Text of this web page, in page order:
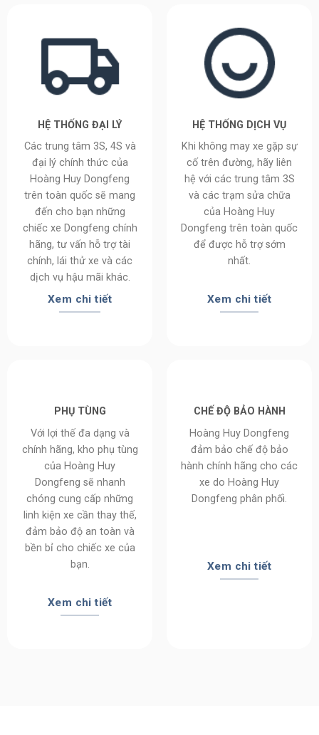
HỆ THỐNG ĐẠI LÝ
Các trung tâm 3S, 4S và
đại lý chính thức của
Hoàng Huy Dongfeng
trên toàn quốc sẽ mang
đến cho bạn những
chiếc xe Dongfeng chính
hãng, tư vấn hỗ trợ tài
chính, lái thử xe và các
dịch vụ hậu mãi khác.
Xem chi tiết
HỆ THỐNG DỊCH VỤ
Khi không may xe gặp sự
cố trên đường, hãy liên
hệ với các trung tâm 3S
và các trạm sửa chữa
của Hoàng Huy
Dongfeng trên toàn quốc
để được hỗ trợ sớm
nhất.
Xem chi tiết
PHỤ TÙNG
Với lợi thế đa dạng và
chính hãng, kho phụ tùng
của Hoàng Huy
Dongfeng sẽ nhanh
chóng cung cấp những
linh kiện xe cần thay thế,
đảm bảo độ an toàn và
bền bỉ cho chiếc xe của
bạn.
Xem chi tiết
CHẾ ĐỘ BẢO HÀNH
Hoàng Huy Dongfeng
đảm bảo chế độ bảo
hành chính hãng cho các
xe do Hoàng Huy
Dongfeng phân phối.
Xem chi tiết